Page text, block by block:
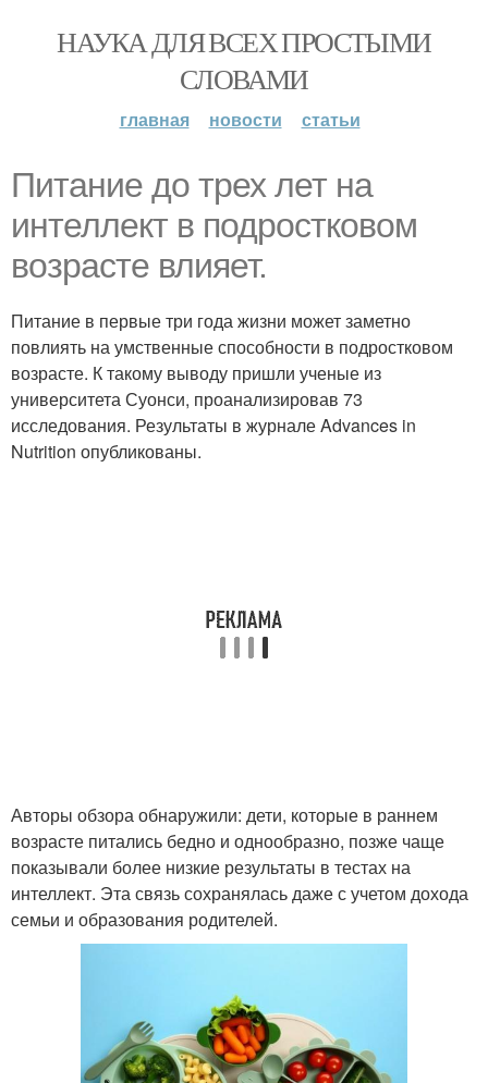
НАУКА ДЛЯ ВСЕХ ПРОСТЫМИ
СЛОВАМИ
главная новости статьи
Питание до трех лет на
интеллект в подростковом
возрасте влияет.
Питание в первые три года жизни может заметно
повлиять на умственные способности в подростковом
возрасте. К такому выводу пришли ученые из
университета Суонси, проанализировав 73
исследования. Результаты в журнале Advances in
Nutrition опубликованы.
Авторы обзора обнаружили: дети, которые в раннем
возрасте питались бедно и однообразно, позже чаще
показывали более низкие результаты в тестах на
интеллект. Эта связь сохранялась даже с учетом дохода
семьи и образования родителей.